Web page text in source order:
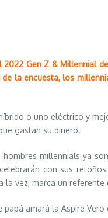
2022 Gen Z & Millennial
la encuesta, los
o uno eléctrico y
gastan su dinero.
hombres millennials ya
con sus
la vez, marca un referente
amará la Aspire Vero